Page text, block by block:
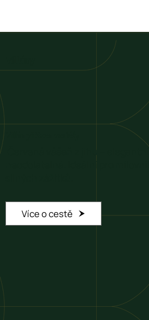
Červená vášeň z jihu – elegantní,
neodolatelná. Ideální pro
Více o cestě